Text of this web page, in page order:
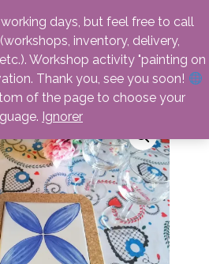
facebook
instagram
linkedin
emailphone
days, but feel free to call
inventory, delivery,
Workshop activity "painting on
Thank you, see you soon!
of the page to choose your
Ignorer